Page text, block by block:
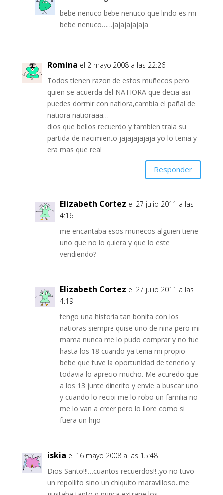
bebe nenuco bebe nenuco que lindo es mi
bebe nenuco……jajajajajaja
Romina el 2 mayo 2008 a las 22:26
Todos tienen razon de estos muñecos pero
quien se acuerda del NATIORA que decia asi
puedes dormir con natiora,cambia el pañal de
natiora natioraaa…
dios que bellos recuerdo y tambien traia su
partida de nacimiento jajajajajaja yo lo tenia y
era mas que real
Responder
Elizabeth Cortez el 27 julio 2011 a las
4:16
me encantaba esos munecos alguien tiene
uno que no lo quiera y que lo este
vendiendo?
Elizabeth Cortez el 27 julio 2011 a las
4:19
tengo una historia tan bonita con los
natioras siempre quise uno de nina pero mi
mama nunca me lo pudo comprar y no fue
hasta los 18 cuando ya tenia mi propio
bebe que tuve la oportunidad de tenerlo y
todavia lo aprecio mucho. Me acuredo que
a los 13 junte dinerito y envie a buscar uno
y cuando lo recibi me lo robo un familia no
me lo van a creer pero lo llore como si
fuera un hijo
iskia el 16 mayo 2008 a las 15:48
Dios Santo!!!…cuantos recuerdos!!..yo no tuvo
un repollito sino un chiquito maravilloso..me